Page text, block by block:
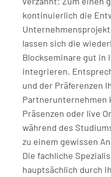
kontinuierlich die
lassen sich die
Blockseminare gut in
integrieren.
und der Präferenzen
Partnerunternehmen
Präsenzen oder live
während des
zu einem gewissen
Die fachliche
hauptsächlich durch